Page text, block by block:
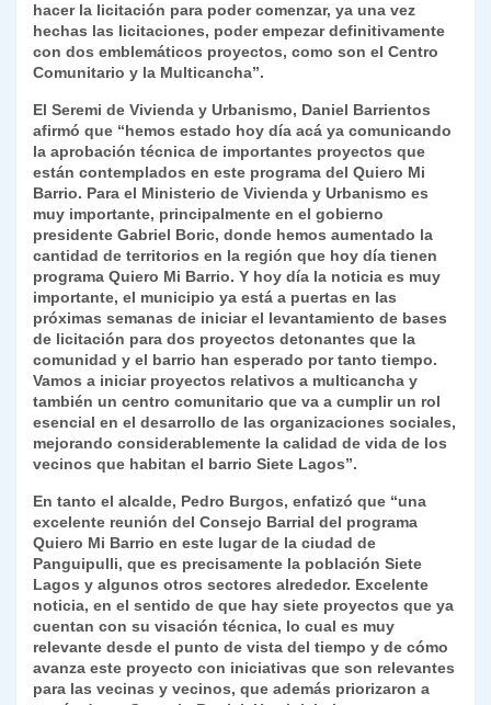
hacer la licitación para poder comenzar, ya una vez
hechas las licitaciones, poder empezar definitivamente
con dos emblemáticos proyectos, como son el Centro
Comunitario y la Multicancha”.
El Seremi de Vivienda y Urbanismo, Daniel Barrientos
afirmó que “hemos estado hoy día acá ya comunicando
la aprobación técnica de importantes proyectos que
están contemplados en este programa del Quiero Mi
Barrio. Para el Ministerio de Vivienda y Urbanismo es
muy importante, principalmente en el gobierno
presidente Gabriel Boric, donde hemos aumentado la
cantidad de territorios en la región que hoy día tienen
programa Quiero Mi Barrio. Y hoy día la noticia es muy
importante, el municipio ya está a puertas en las
próximas semanas de iniciar el levantamiento de bases
de licitación para dos proyectos detonantes que la
comunidad y el barrio han esperado por tanto tiempo.
Vamos a iniciar proyectos relativos a multicancha y
también un centro comunitario que va a cumplir un rol
esencial en el desarrollo de las organizaciones sociales,
mejorando considerablemente la calidad de vida de los
vecinos que habitan el barrio Siete Lagos”.
En tanto el alcalde, Pedro Burgos, enfatizó que “una
excelente reunión del Consejo Barrial del programa
Quiero Mi Barrio en este lugar de la ciudad de
Panguipulli, que es precisamente la población Siete
Lagos y algunos otros sectores alrededor. Excelente
noticia, en el sentido de que hay siete proyectos que ya
cuentan con su visación técnica, lo cual es muy
relevante desde el punto de vista del tiempo y de cómo
avanza este proyecto con iniciativas que son relevantes
para las vecinas y vecinos, que además priorizaron a